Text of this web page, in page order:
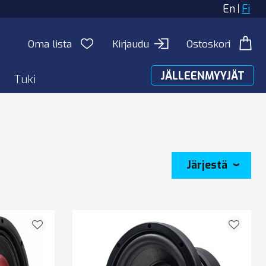
En Fi
Oma lista Kirjaudu Ostoskori
Tuki JÄLLEENMYYJÄT
Järjestä